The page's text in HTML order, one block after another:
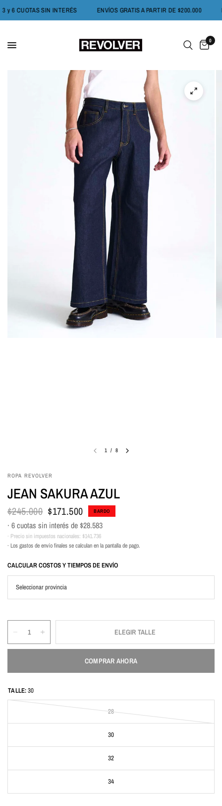
3 y 6 CUOTAS SIN INTERÉS ENVÍOS GRATIS A PARTIR DE $200.000
0
1 / 8
ROPA REVOLVER
JEAN SAKURA AZUL
$245.000 $171.500 BARDO
· 6 cuotas sin interés de $28.583
· Precio sin impuestos nacionales: $141.736
· Los gastos de envío finales se calculan en la pantalla de pago.
CALCULAR COSTOS Y TIEMPOS DE ENVÍO
ELEGIR TALLE
COMPRAR AHORA
TALLE:30
28
30
32
34